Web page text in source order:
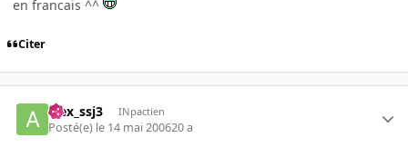
en francais ^^
Citer
alex_ssj3 INpactien
Posté(e) le 14 mai 200620 a